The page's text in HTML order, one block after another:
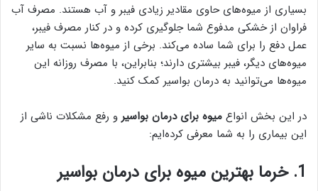
بسیاری از میوه‌های حاوی مقادیر زیادی فیبر و آب هستند. مصرف آب
فراوان از خشکی مدفوع شما جلوگیری کرده و در کنار مصرف فیبر،
عمل دفع را برای شما ساده می‌کند. برخی از میوه‌ها نسبت به سایر
میوه‌های دیگر، فیبر بیشتری دارند؛ بنابراین، با مصرف روزانه این
میوه‌ها می‌توانید به درمان بواسیر کمک کنید.
در این بخش انواع میوه برای درمان بواسیر و رفع مشکلات ناشی از
این بیماری را به شما معرفی کرده‌ایم:
1. خرما بهترین میوه برای درمان بواسیر